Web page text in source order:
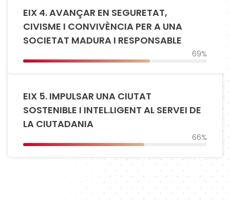
EIX 4. AVANÇAR EN SEGURETAT,
CIVISME I CONVIVÈNCIA PER A UNA
SOCIETAT MADURA I RESPONSABLE
69%
EIX 5. IMPULSAR UNA CIUTAT
SOSTENIBLE I INTEL.LIGENT AL SERVEI DE
LA CIUTADANIA
66%